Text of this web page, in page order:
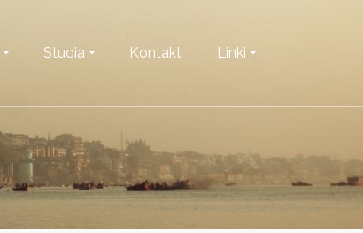
Studia Kontakt Linki